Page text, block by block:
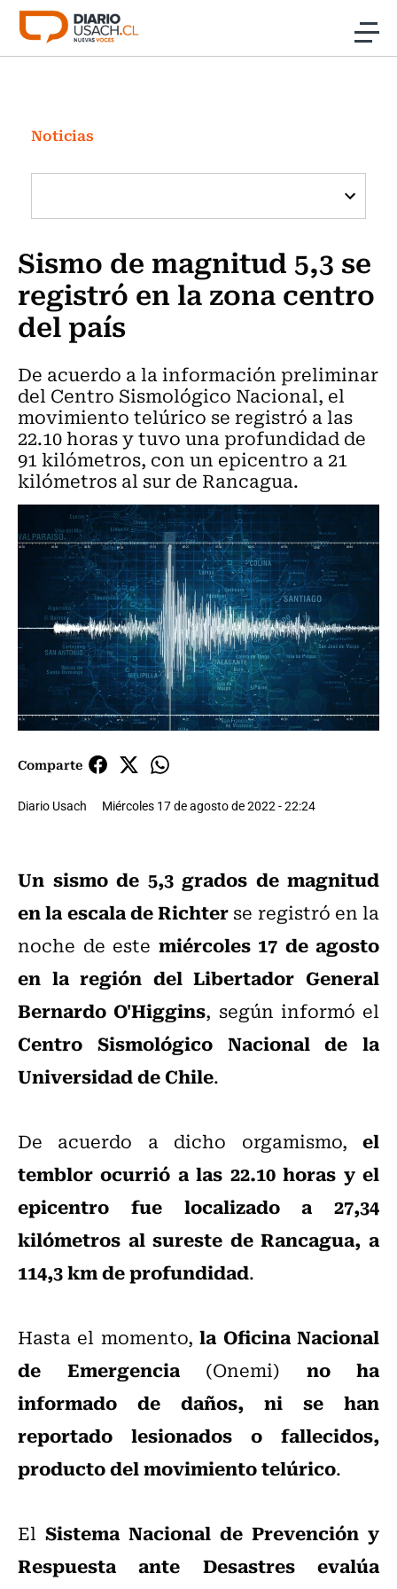
Click acá para ir directamente al contenido
Investigación
Cultura
Programas Radio y TV Usach
Noticias
Sismo de magnitud 5,3 se
registró en la zona centro
del país
De acuerdo a la información preliminar
del Centro Sismológico Nacional, el
movimiento telúrico se registró a las
22.10 horas y tuvo una profundidad de
91 kilómetros, con un epicentro a 21
kilómetros al sur de Rancagua.
Comparte
Diario Usach Miércoles 17 de agosto de 2022 - 22:24
Un sismo de 5,3 grados de magnitud
en la escala de Richterse registró en la
noche de este miércoles 17 de agosto
en la región del Libertador General
Bernardo O'Higgins, según informó el
Centro Sismológico Nacional de la
Universidad de Chile.
De acuerdo a dicho orgamismo, el
temblor ocurrió a las 22.10 horas y el
epicentro fue localizado a 27,34
kilómetros al sureste de Rancagua, a
114,3 km de profundidad.
Hasta el momento,la Oficina Nacional
de Emergencia(Onemi) no ha
informado de daños, ni se han
reportado lesionados o fallecidos,
producto del movimiento telúrico.
El Sistema Nacional de Prevención y
Respuesta ante Desastres
evalúa